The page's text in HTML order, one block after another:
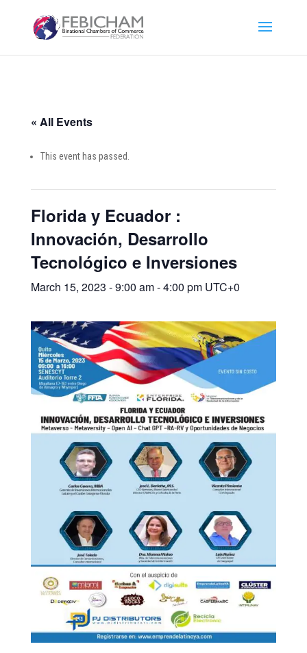
« All Events
This event has passed.
Florida y Ecuador :
Innovación, Desarrollo
Tecnológico e Inversiones
March 15, 2023 - 9:00 am-4:00 pm UTC+0